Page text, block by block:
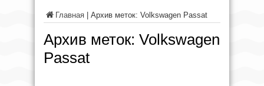
Главная Архив меток: Volkswagen Passat
Архив меток: Volkswagen
Passat